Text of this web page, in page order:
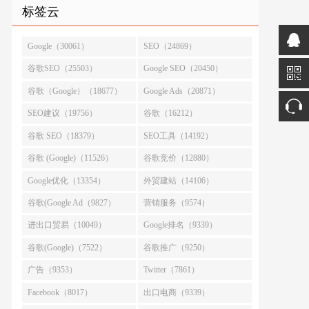
标签云
Google（30061） SEO（24869）
谷歌SEO（25503） Google SEO（20450）
谷歌（Google）（18677） Google Ads（20871）
SEO建议（19756） 谷歌（16212）
谷歌 SEO（18379） SEO工具（14192）
谷歌 (Google)（11526） 谷歌竞价（12880）
Google优化（13354） 外贸建站（14106）
谷歌(Google Ad（9827） 营销服务（9574）
进出口贸易（10049） Google排名（9339）
谷歌(Google)（7522） 谷歌推广（9250）
广告（9353） Twitter（7861）
Facebook（8017） 出口电商（9339）